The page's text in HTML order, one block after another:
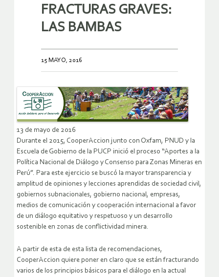
FRACTURAS GRAVES:
LAS BAMBAS
15 MAYO, 2016
13 de mayo de 2016
Durante el 2015, CooperAccion junto con Oxfam, PNUD y la
Escuela de Gobierno de la PUCP inició el proceso “Aportes a la
Política Nacional de Diálogo y Consenso para Zonas Mineras en
Perú”. Para este ejercicio se buscó la mayor transparencia y
amplitud de opiniones y lecciones aprendidas de sociedad civil,
gobiernos subnacionales, gobierno nacional, empresas,
medios de comunicación y cooperación internacional a favor
de un diálogo equitativo y respetuoso y un desarrollo
sostenible en zonas de conflictividad minera.
A partir de esta de esta lista de recomendaciones,
CooperAccion quiere poner en claro que se están fracturando
varios de los principios básicos para el diálogo en la actual